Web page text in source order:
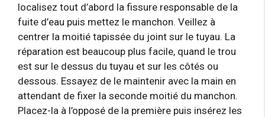
localisez tout d’abord la fissure responsable de la
fuite d’eau puis mettez le manchon. Veillez à
centrer la moitié tapissée du joint sur le tuyau. La
réparation est beaucoup plus facile, quand le trou
est sur le dessus du tuyau et sur les côtés ou
dessous. Essayez de le maintenir avec la main en
attendant de fixer la seconde moitié du manchon.
Placez-la à l’opposé de la première puis insérez les